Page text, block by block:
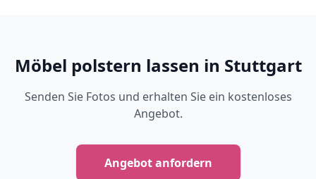
Möbel polstern lassen in Stuttgart
Senden Sie Fotos und erhalten Sie ein kostenloses
Angebot.
Angebot anfordern